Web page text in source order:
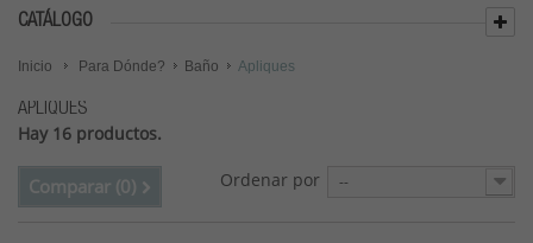
CATÁLOGO
Inicio Para Dónde? Baño Apliques
APLIQUES
Hay 16 productos.
Ordenar por --
Comparar (0)